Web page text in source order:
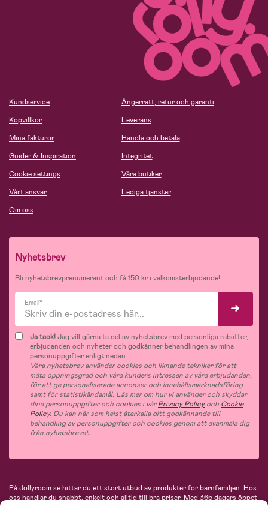
Kundservice
Köpvillkor
Mina fakturor
Guider & Inspiration
Cookie settings
Vårt ansvar
Om oss
Ångerrätt, retur och garanti
Leverans
Handla och betala
Integritet
Våra butiker
Lediga tjänster
Nyhetsbrev
Bli nyhetsbrevprenumerant och få 150 kr i välkomsterbjudande!
Email*
Ja tack!Jag vill gärna ta del av nyhetsbrev med personliga rabatter,
erbjudanden och nyheter och godkänner behandlingen av mina
personuppgifter enligt nedan.
Våra nyhetsbrev använder cookies och liknande tekniker för att
mäta öppningsgrad och våra kunders intressen av våra erbjudanden,
för att ge personaliserade annonser och innehållsmarknadsföring
samt för statistikändamål. Läs mer om hur vi använder och skyddar
dina personuppgifter och cookies i vårPrivacy Policyoch Cookie
Policy. Du kan när som helst återkalla ditt godkännande till
behandling av personuppgifter och cookies genom att avanmäla dig
från nyhetsbrevet.
På Jollyroom.se hittar du ett stort utbud av produkter för barnfamiljen. Hos
oss handlar du snabbt, enkelt och alltid till bra priser.Med 365 dagars öppet